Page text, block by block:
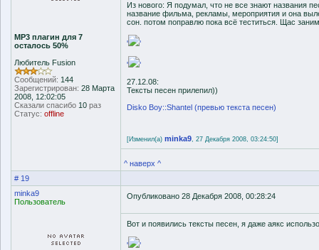
MP3 плагин для 7
осталось 50%
Любитель Fusion
Сообщений: 144
Зарегистрирован: 28 Марта
2008, 12:02:05
Сказали спасибо 10 раз
Статус: offline
Из нового: Я подумал, что не все знают названия
название фильма, рекламы, мероприятия и она
сон. потом поправлю пока всё теститься. Щас
' '
'
'
27.12.08:
Тексты песен прилепил))
Disko Boy::Shantel (превью текста песен)
[Изменил(а) minka9, 27 Декабря 2008, 03:24:50]
^ наверх ^
# 19
minka9
Пользователь
Опубликовано 28 Декабря 2008, 00:28:24
Вот и появились тексты песен, я даже аякс
'
'